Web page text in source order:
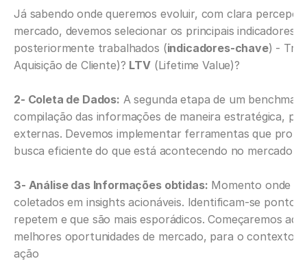
Já sabendo onde queremos evoluir, com clara
mercado, devemos selecionar os principais indicadores,
posteriormente trabalhados (indicadores-chave) -
Aquisição de Cliente)? LTV (Lifetime Value)?
2- Coleta de Dados: A segunda etapa de um
compilação das informações de maneira estratégica,
externas. Devemos implementar ferramentas que
busca eficiente do que está acontecendo no mercado.
3- Análise das Informações obtidas: Momento onde
coletados em insights acionáveis. Identificam-se
repetem e que são mais esporádicos. Começaremos
melhores oportunidades de mercado, para o contexto
ação